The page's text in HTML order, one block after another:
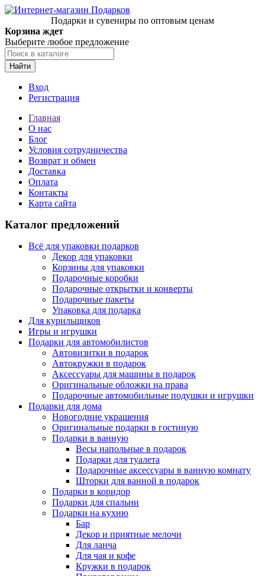
Подарки и сувениры по оптовым ценам
Корзина ждет
Выберите любое предложение
Найти
Вход
Регистрация
Главная
О нас
Блог
Условия сотрудничества
Возврат и обмен
Доставка
Оплата
Контакты
Карта сайта
Каталог предложений
Всё для упаковки подарков
Декор для упаковки
Корзины для упаковки
Подарочные коробки
Подарочные открытки и конверты
Подарочные пакеты
Упаковка для подарка
Для курильщиков
Игры и игрушки
Подарки для автомобилистов
Автовизитки в подарок
Автокружки в подарок
Аксессуары для машины в подарок
Оригинальные обложки на права
Подарочные автомобильные подушки и игрушки
Подарки для дома
Новогодние украшения
Оригинальные подарки в гостиную
Подарки в ванную
Весы напольные в подарок
Подарки для туалета
Подарочные аксессуары в ванную комнату
Шторки для ванной в подарок
Подарки в коридор
Подарки для спальни
Подарки на кухню
Бар
Декор и приятные мелочи
Для ланча
Для чая и кофе
Кружки в подарок